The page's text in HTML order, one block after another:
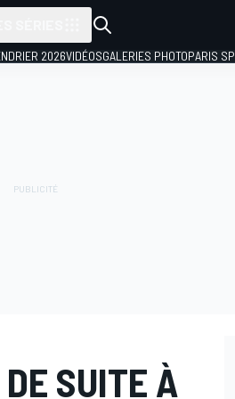
2026VIDÉOSGALERIES PHOTOPARIS
SUITE À